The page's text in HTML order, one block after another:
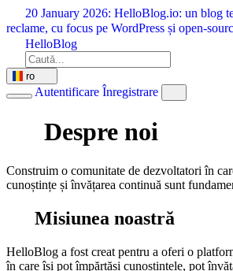
la
conținut
20 January 2026: HelloBlog.io: un blog
reclame, cu focus pe WordPress și open-
HelloBlog
ro
Autentificare Înregistrare
Despre noi
Construim o comunitate de dezvoltatori în
cunoștințe și învățarea continuă sunt
Misiunea noastră
HelloBlog a fost creat pentru a oferi o
în care își pot împărtăși cunoștințele, pot